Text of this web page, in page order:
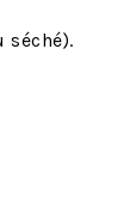
séché).